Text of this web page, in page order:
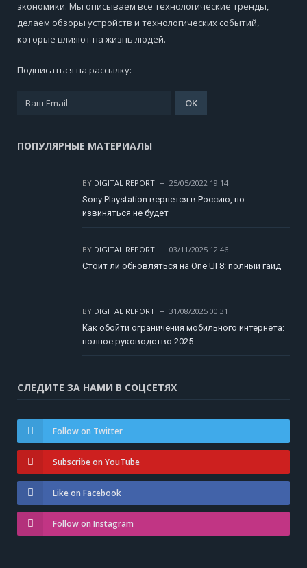
экономики. Мы описываем все технологические тренды,
делаем обзоры устройств и технологических событий,
которые влияют на жизнь людей.
Подписаться на рассылку:
ПОПУЛЯРНЫЕ МАТЕРИАЛЫ
BY DIGITAL REPORT
25/05/2022 19:14
Sony Playstation вернется в Россию, но
извиняться не будет
BY DIGITAL REPORT
03/11/2025 12:46
Стоит ли обновляться на One UI 8: полный гайд
BY DIGITAL REPORT
31/08/2025 00:31
Как обойти ограничения мобильного интернета:
полное руководство 2025
СЛЕДИТЕ ЗА НАМИ В СОЦСЕТЯХ
Follow on Twitter
Subscribe on YouTube
Like on Facebook
Follow on Instagram